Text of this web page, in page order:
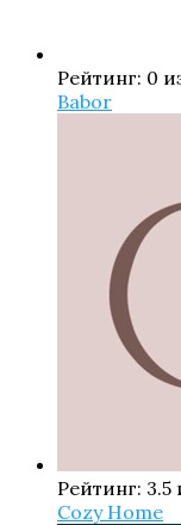
Рейтинг: 0
Babor
Рейтинг: 3.5
Cozy Home